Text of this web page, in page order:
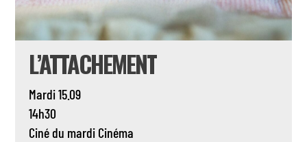
L’ATTACHEMENT
Mardi 15.09
14h30
Ciné du mardi Cinéma